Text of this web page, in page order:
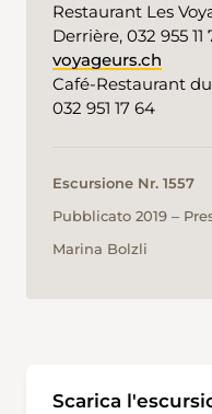
Restaurant Les
Derrière, 032 955 11
voyageurs.ch
Café-Restaurant
032 951 17 64
Escursione Nr. 1557
Pubblicato 2019 ‒
Marina Bolzli
Scarica